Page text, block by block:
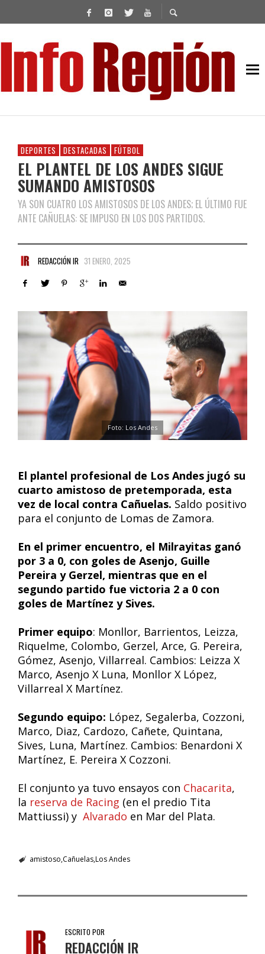
DEPORTES DESTACADAS FÚTBOL
EL PLANTEL DE LOS ANDES SIGUE
SUMANDO AMISTOSOS
YA SON CUATRO LOS AMISTOSOS DE LOS ANDES; EL ÚLTIMO FUE
ANTE CAÑUELAS: SE IMPUSO EN LOS DOS PARTIDOS.
REDACCIÓN IR 31 ENERO, 2025
Foto: Los Andes
El plantel profesional de Los Andes jugó su
cuarto amistoso de pretemporada, esta
vez de local contra Cañuelas. Saldo positivo
para el conjunto de Lomas de Zamora.
En el primer encuentro, el Milrayitas ganó
por 3 a 0, con goles de Asenjo, Guille
Pereira y Gerzel, mientras que en el
segundo partido fue victoria 2 a 0 con
goles de Martínez y Sives.
Primer equipo: Monllor, Barrientos, Leizza,
Riquelme, Colombo, Gerzel, Arce, G. Pereira,
Gómez, Asenjo, Villarreal. Cambios: Leizza X
Marco, Asenjo X Luna, Monllor X López,
Villarreal X Martínez.
Segundo equipo: López, Segalerba, Cozzoni,
Marco, Diaz, Cardozo, Cañete, Quintana,
Sives, Luna, Martínez. Cambios: Benardoni X
Martínez, E. Pereira X Cozzoni.
El conjunto ya tuvo ensayos con Chacarita,
la reserva de Racing (en el predio Tita
Mattiussi) y Alvarado en Mar del Plata.
amistoso CañuelasLos Andes
ESCRITO POR
REDACCIÓN IR